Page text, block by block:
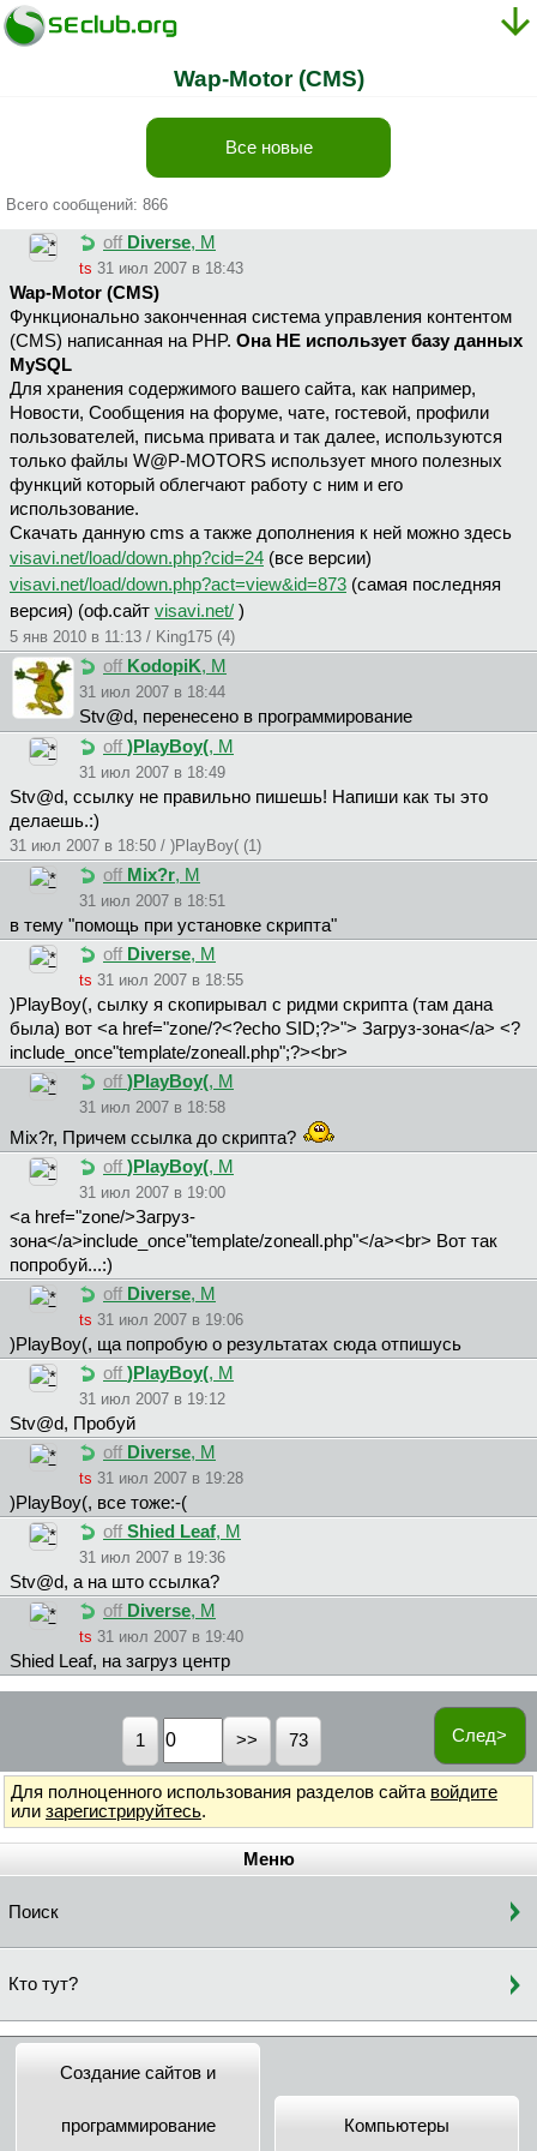
Wap-Motor (CMS)
Все новые
Всего сообщений: 866
off Diverse, М
ts 31 июл 2007 в 18:43
Wap-Motor (CMS)
Функционально законченная система управления контентом
(CMS) написанная на PHP. Она НЕ использует базу данных
MySQL
Для хранения содержимого вашего сайта, как например,
Новости, Сообщения на форуме, чате, гостевой, профили
пользователей, письма привата и так далее, используются
только файлы W@P-MOTORS использует много полезных
функций который облегчают работу с ним и его
использование.
Скачать данную cms а также дополнения к ней можно здесь
visavi.net/load/down.php?cid=24 (все версии)
visavi.net/load/down.php?act=view&id=873 (самая последняя
версия) (оф.сайт visavi.net/ )
5 янв 2010 в 11:13 / King175 (4)
off KodopiK, М
31 июл 2007 в 18:44
Stv@d, перенесено в программирование
off )PlayBoy(, М
31 июл 2007 в 18:49
Stv@d, ссылку не правильно пишешь! Напиши как ты это
делаешь.:)
31 июл 2007 в 18:50 / )PlayBoy( (1)
off Mix?r, М
31 июл 2007 в 18:51
в тему "помощь при установке скрипта"
off Diverse, М
ts 31 июл 2007 в 18:55
)PlayBoy(, сылку я скопирывал с ридми скрипта (там дана
была) вот <a href="zone/?<?echo SID;?>"> Загруз-зона</a> <?
include_once"template/zoneall.php";?><br>
off )PlayBoy(, М
31 июл 2007 в 18:58
Mix?r, Причем ссылка до скрипта?
off )PlayBoy(, М
31 июл 2007 в 19:00
<a href="zone/>Загруз-
зона</a>include_once"template/zoneall.php"</a><br> Вот так
попробуй...:)
off Diverse, М
ts 31 июл 2007 в 19:06
)PlayBoy(, ща попробую о результатах сюда отпишусь
off )PlayBoy(, М
31 июл 2007 в 19:12
Stv@d, Пробуй
off Diverse, М
ts 31 июл 2007 в 19:28
)PlayBoy(, все тоже:-(
off Shied Leaf, М
31 июл 2007 в 19:36
Stv@d, а на што ссылка?
off Diverse, М
ts 31 июл 2007 в 19:40
Shied Leaf, на загруз центр
След>
1 73
Для полноценного использования разделов сайта войдите
или зарегистрируйтесь.
Меню
Поиск
Кто тут?
Создание сайтов и
программирование Компьютеры